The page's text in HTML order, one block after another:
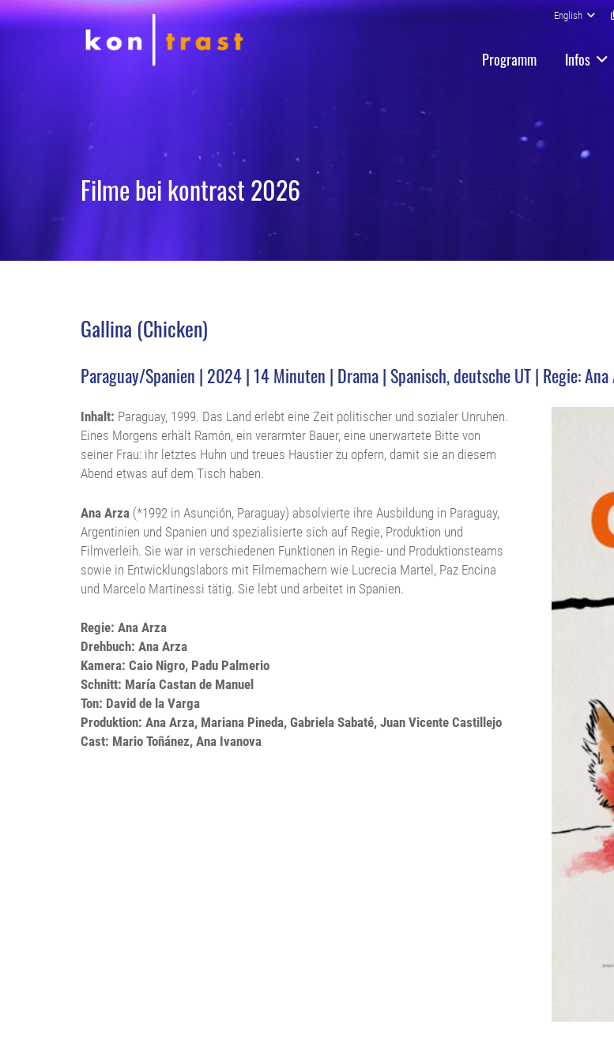
English
Programm Infos
Filme bei kontrast 2026
Gallina (Chicken)
Paraguay/Spanien | 2024 | 14 Minuten | Drama | Spanisch, deutsche UT | Regie: Ana
Inhalt: Paraguay, 1999. Das Land erlebt eine Zeit politischer und sozialer Unruhen.
Eines Morgens erhält Ramón, ein verarmter Bauer, eine unerwartete Bitte von
seiner Frau: ihr letztes Huhn und treues Haustier zu opfern, damit sie an diesem
Abend etwas auf dem Tisch haben.
Ana Arza (*1992 in Asunción, Paraguay) absolvierte ihre Ausbildung in Paraguay,
Argentinien und Spanien und spezialisierte sich auf Regie, Produktion und
Filmverleih. Sie war in verschiedenen Funktionen in Regie- und Produktionsteams
sowie in Entwicklungslabors mit Filmemachern wie Lucrecia Martel, Paz Encina
und Marcelo Martinessi tätig. Sie lebt und arbeitet in Spanien.
Regie: Ana Arza
Drehbuch: Ana Arza
Kamera: Caio Nigro, Padu Palmerio
Schnitt: María Castan de Manuel
Ton: David de la Varga
Produktion: Ana Arza, Mariana Pineda, Gabriela Sabaté, Juan Vicente Castillejo
Cast: Mario Toñánez, Ana Ivanova